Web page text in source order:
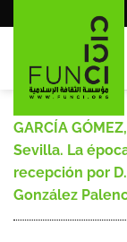
al
GARCÍA
Sevilla. La
recepción por
González